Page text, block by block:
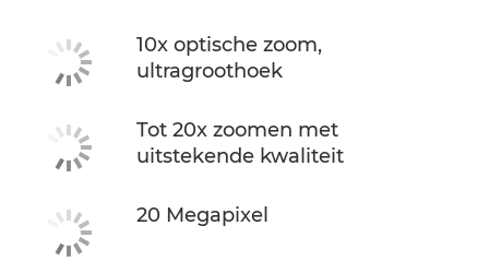
10x optische zoom,
ultragroothoek
Tot 20x zoomen met
uitstekende kwaliteit
20 Megapixel